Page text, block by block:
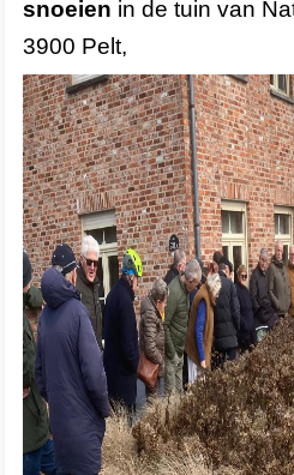
snoeien in de tuin van
3900 Pelt,